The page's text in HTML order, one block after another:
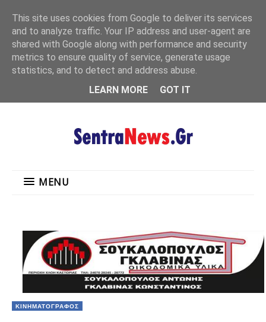
MENU
MENU
ΚΙΝΗΜΑΤΟΓΡΑΦΟΣ
This site uses cookies from Google to deliver its services
and to analyze traffic. Your IP address and user-agent are
shared with Google along with performance and security
metrics to ensure quality of service, generate usage
statistics, and to detect and address abuse.
LEARN MORE
GOT IT